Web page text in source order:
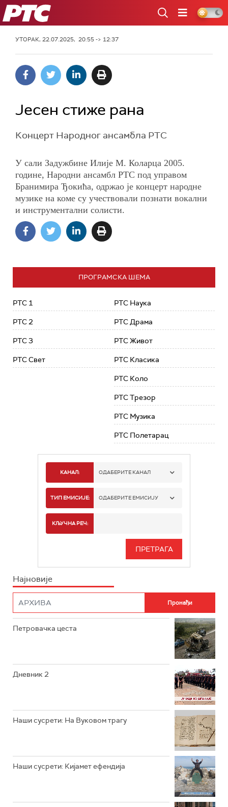
РТС
УТОРАК, 22.07.2025, 20:55 -> 12:37
Јесен стиже рана
Концерт Народног ансамбла РТС
У сали Задужбине Илије М. Коларца 2005.
године, Народни ансамбл РТС под управом
Бранимира Ђокића, одржао је концерт народне
музике на коме су учествовали познати вокални
и инструментални солисти.
ПРОГРАМСКА ШЕМА
РТС 1
РТС 2
РТС 3
РТС Свет
РТС Наука
РТС Драма
РТС Живот
РТС Класика
РТС Коло
РТС Трезор
РТС Музика
РТС Полетарац
КАНАЛ: ОДАБЕРИТЕ КАНАЛ
РТС 1
РТС 3
ТИП ЕМИСИЈЕ: ОДАБЕРИТЕ ЕМИСИЈУ
ИНФО
КЉУЧНА РЕЧ:
Најновије
Петровачка цеста
Дневник 2
Наши сусрети: На Вуковом трагу
Наши сусрети: Кијамет ефендија